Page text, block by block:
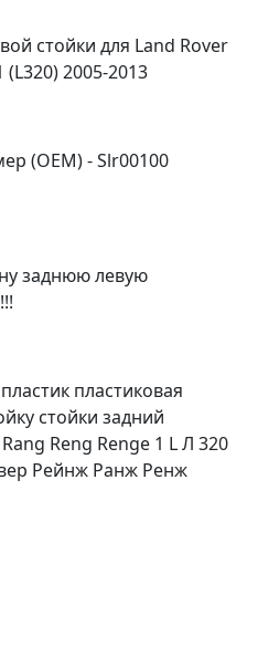
стойки для Land Rover
2005-2013
(OEM) - Slr00100
заднюю левую
пластиковая
стойки задний
Reng Renge 1 L Л 320
Рейнж Ранж Ренж